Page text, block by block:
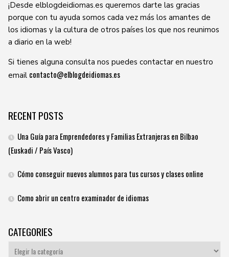
¡Desde elblogdeidiomas.es queremos darte las gracias
porque con tu ayuda somos cada vez más los amantes de
los idiomas y la cultura de otros países los que nos reunimos
a diario en la web!
Si tienes alguna consulta nos puedes contactar en nuestro
email contacto@elblogdeidiomas.es
RECENT POSTS
Una Guía para Emprendedores y Familias Extranjeras en Bilbao
(Euskadi / País Vasco)
Cómo conseguir nuevos alumnos para tus cursos y clases online
Como abrir un centro examinador de idiomas
CATEGORIES
Categories